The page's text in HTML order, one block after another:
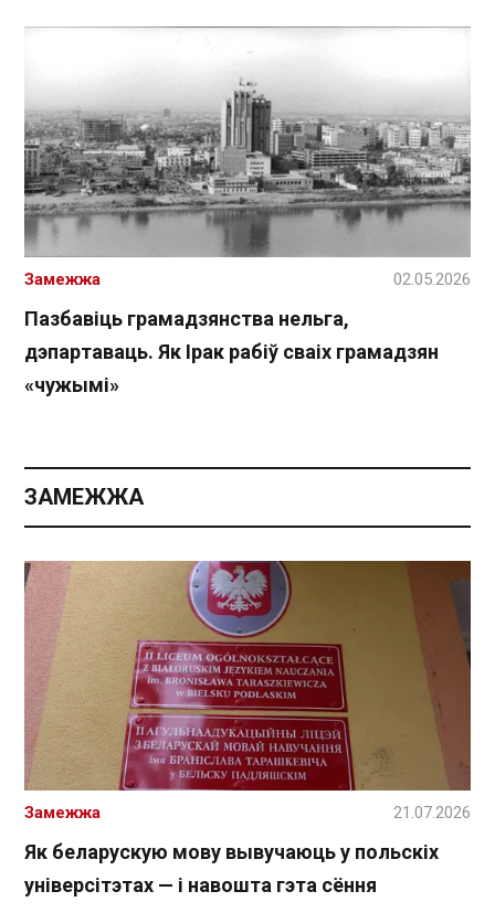
Пазбавіць грамадзянства нельга,
дэпартаваць. Як Ірак рабіў сваіх грамадзян
«чужымі»
Замежжа 02.05.2026
ЗАМЕЖЖА
Як беларускую мову вывучаюць у польскіх
універсітэтах — і навошта гэта сёння
Замежжа 21.07.2026